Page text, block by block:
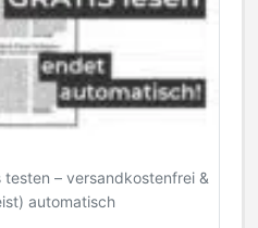
– versandkostenfrei &
automatisch